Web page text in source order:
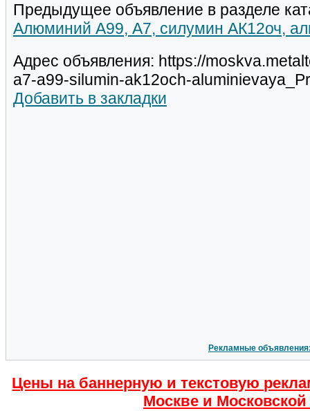
Предыдущее объявление в разделе
Алюминий А99, А7, силумин АК12оч,
Адрес объявления: https://
a7-a99-silumin-ak12och-
Добавить в закладки
Рекламные
Цены на баннерную и текстовую
Москве и Московской